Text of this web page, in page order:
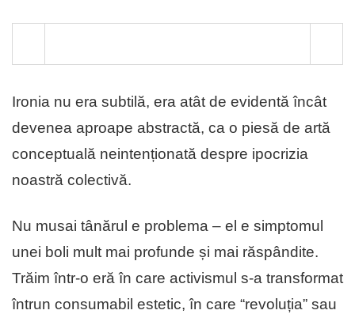
Ironia nu era subtilă, era atât de evidentă încât
devenea aproape abstractă, ca o piesă de artă
conceptuală neintenționată despre ipocrizia
noastră colectivă.
Nu musai tânărul e problema – el e simptomul
unei boli mult mai profunde și mai răspândite.
Trăim într-o eră în care activismul s-a transformat
întrun consumabil estetic, în care “revoluția” sau